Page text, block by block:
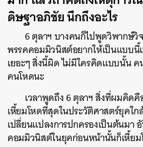
ดิษฐาอภิชัย นึกถึงอะไร
6 ตุลาฯ บางคนก็ไปพูดวิพากษ์วิ
พรรคคอมมิวนิสต์อยากให้เป็นแบบนี้
เยอะๆ สิ่งนี้ผิด ไม่มีใครคิดแบบนั้น
คนโหดนะ
เวลาพูดถึง 6 ตุลาฯ สิ่งที่ผมคิดคื
เหี้ยมโหดที่สุดในประวัติศาสตร์ยุคใ
เปลี่ยนแปลงการปกครองเป็นต้นมา
คอมมิวนิสต์ในยุคก่อนหน้านั้นก็เหี้ย